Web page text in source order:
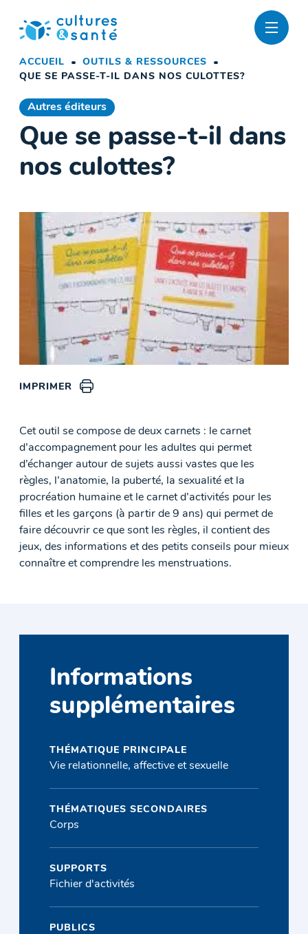
contenu
ACCUEIL
OUTILS & RESSOURCES
QUE SE PASSE-T-IL DANS NOS CULOTTES?
Autres éditeurs
Que se passe-t-il dans
nos culottes?
IMPRIMER
Cet outil se compose de deux carnets : le carnet
d’accompagnement pour les adultes qui permet
d’échanger autour de sujets aussi vastes que les
règles, l’anatomie, la puberté, la sexualité et la
procréation humaine et le carnet d’activités pour les
filles et les garçons (à partir de 9 ans) qui permet de
faire découvrir ce que sont les règles, il contient des
jeux, des informations et des petits conseils pour mieux
connaître et comprendre les menstruations.
Informations
supplémentaires
THÉMATIQUE PRINCIPALE
Vie relationnelle, affective et sexuelle
THÉMATIQUES SECONDAIRES
Corps
SUPPORTS
Fichier d'activités
PUBLICS